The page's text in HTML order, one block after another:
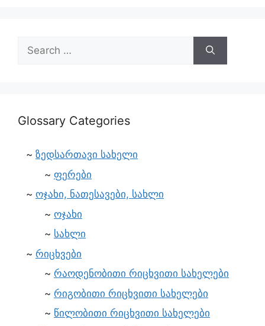
Glossary Categories
ზედსართავი სახელი
ფერები
ოჯახი, ნათესავები, სახლი
ოჯახი
სახლი
რიცხვები
რაოდენობითი რიცხვითი სახელები
რიგობითი რიცხვითი სახელები
წილობითი რიცხვითი სახელები